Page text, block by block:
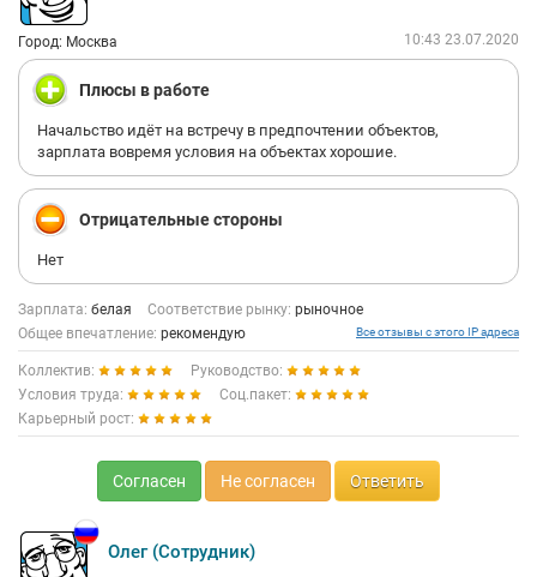
Город: Москва 10:43 23.07.2020
Плюсы в работе
Начальство идёт на встречу в предпочтении объектов,
зарплата вовремя условия на объектах хорошие.
Отрицательные стороны
Нет
Зарплата: белая Соответствие рынку: рыночное
Общее впечатление: рекомендую Все отзывы с этого IP адреса
Коллектив:
Руководство:
Условия труда:
Соц.пакет:
Карьерный рост:
Согласен Не согласен Ответить
Олег (Сотрудник)